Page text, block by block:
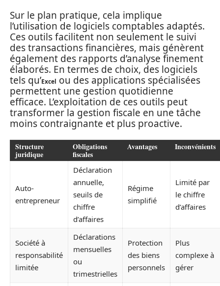
Sur le plan pratique, cela implique
l’utilisation de logiciels comptables adaptés.
Ces outils facilitent non seulement le suivi
des transactions financières, mais génèrent
également des rapports d’analyse finement
élaborés. En termes de choix, des logiciels
tels qu’Excel ou des applications spécialisées
permettent une gestion quotidienne
efficace. L’exploitation de ces outils peut
transformer la gestion fiscale en une tâche
moins contraignante et plus proactive.
Structure
juridique
Obligations
fiscales
Avantages Inconvénients
Auto-
entrepreneur
Déclaration
annuelle,
seuils de
chiffre
d’affaires
Régime
simplifié
Limité par
le chiffre
d’affaires
Société à
responsabilité
limitée
Déclarations
mensuelles
ou
trimestrielles
Protection
des biens
personnels
Plus
complexe à
gérer